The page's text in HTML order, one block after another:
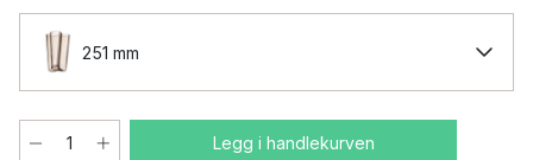
251 mm
Legg i handlekurven